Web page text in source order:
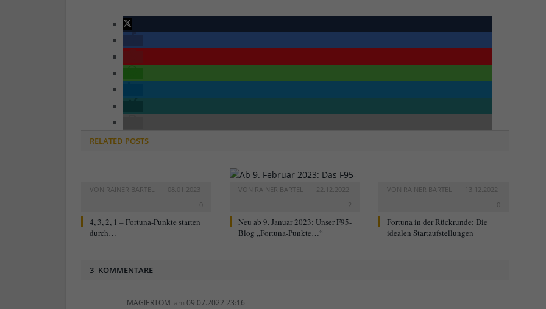
RELATED POSTS
VON RAINER BARTEL
08.01.2023
0
4, 3, 2, 1 – Fortuna-Punkte starten
durch…
VON RAINER BARTEL
22.12.2022
2
Neu ab 9. Januar 2023: Unser F95-
Blog „Fortuna-Punkte…“
VON RAINER BARTEL
13.12.2022
0
Fortuna in der Rückrunde: Die
idealen Startaufstellungen
3 KOMMENTARE
MAGIERTOM am 09.07.2022 23:16